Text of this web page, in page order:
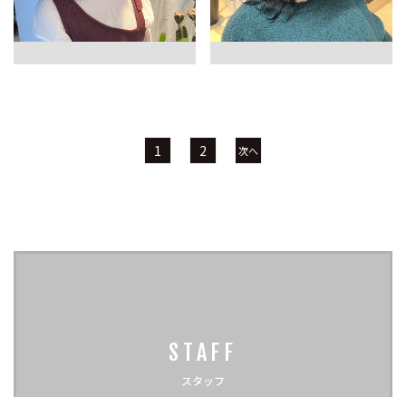
1 2 次へ
STAFF
スタッフ